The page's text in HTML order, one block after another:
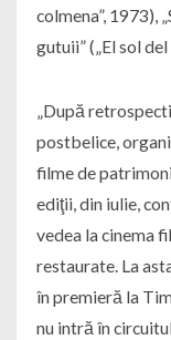
colmena”, 1973),
gutuii” („El sol
„După
postbelice,
filme de
ediţii, din iulie,
vedea la cinema
restaurate. La
în premieră la
nu intră în